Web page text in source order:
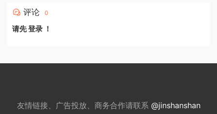
评论 0
请先登录 ！
友情链接、广告投放、商务合作请联系 @jinshanshan